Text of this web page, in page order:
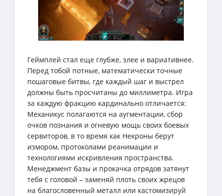
Геймплей стал еще глубже, злее и вариативнее.
Перед тобой потные, математически точные
пошаговые битвы, где каждый шаг и выстрел
должны быть просчитаны до миллиметра. Игра
за каждую фракцию кардинально отличается:
Механикус полагаются на аугментации, сбор
очков познания и огневую мощь своих боевых
сервиторов, в то время как Некроны берут
измором, протоколами реанимации и
технологиями искривления пространства.
Менеджмент базы и прокачка отрядов затянут
тебя с головой – заменяй плоть своих жрецов
на благословенный металл или кастомизируй